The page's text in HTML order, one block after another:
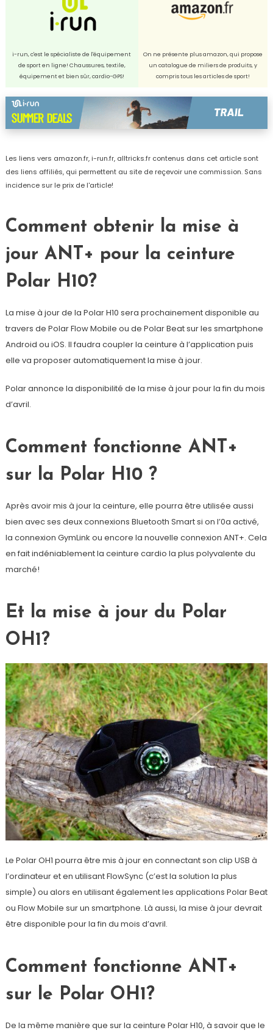
i-run, c'est le spécialiste de l'équipement
de sport en ligne! Chaussures, textile,
équipement et bien sûr, cardio-GPS!
On ne présente plus amazon, qui propose
un catalogue de miliers de produits, y
compris tous les articles de sport!
Les liens vers amazon.fr, i-run.fr, alltricks.fr contenus dans cet article sont
des liens affiliés, qui permettent au site de reçevoir une commission. Sans
incidence sur le prix de l'article!
Comment obtenir la mise à
jour ANT+ pour la ceinture
Polar H10?
La mise à jour de la Polar H10 sera prochainement disponible au
travers de Polar Flow Mobile ou de Polar Beat sur les smartphone
Android ou iOS. Il faudra coupler la ceinture à l’application puis
elle va proposer automatiquement la mise à jour.
Polar annonce la disponibilité de la mise à jour pour la fin du mois
d’avril.
Comment fonctionne ANT+
sur la Polar H10 ?
Après avoir mis à jour la ceinture, elle pourra être utilisée aussi
bien avec ses deux connexions Bluetooth Smart si on l’0a activé,
la connexion GymLink ou encore la nouvelle connexion ANT+. Cela
en fait indéniablement la ceinture cardio la plus polyvalente du
marché!
Et la mise à jour du Polar
OH1?
Le Polar OH1 pourra être mis à jour en connectant son clip USB à
l’ordinateur et en utilisant FlowSync (c’est la solution la plus
simple) ou alors en utilisant également les applications Polar Beat
ou Flow Mobile sur un smartphone. Là aussi, la mise à jour devrait
être disponible pour la fin du mois d’avril.
Comment fonctionne ANT+
sur le Polar OH1?
De la même manière que sur la ceinture Polar H10, à savoir que le